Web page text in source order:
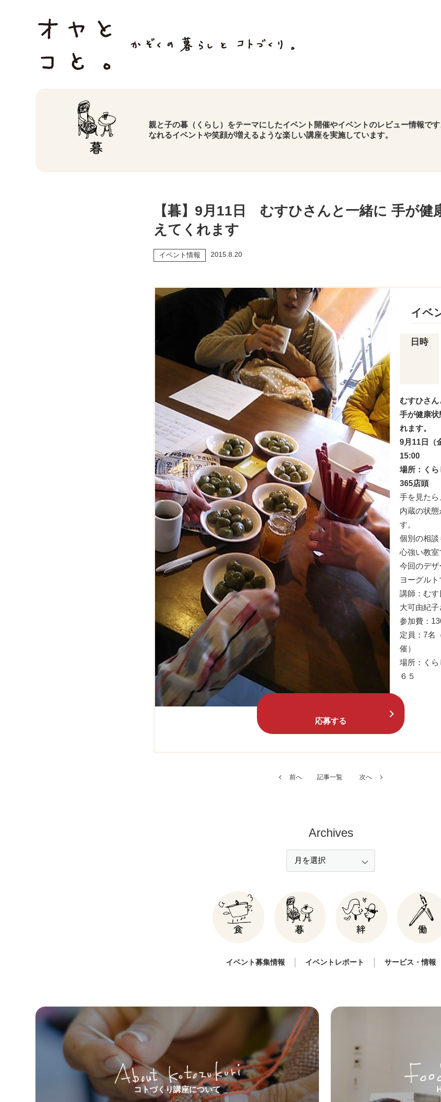
親と子の暮（くらし）をテーマにしたイベント開催やイベントのレビュー情報で
なれるイベントや笑顔が増えるような楽しい講座を実施しています。
【暮】9月11日 むすひさんと一緒に 手が健
えてくれます
イベント情報 2015.8.20
イベ
日時
むすひさん
手が健康状
れます。
9月11日（
15:00
場所：くら
365店頭
手を見たら
内蔵の状態
す。
個別の相談
心強い教室
今回のデ
ヨーグルト
講師：む
大可由紀子
参加費：
定員：7名
催）
場所：くら
６５
応募する
前へ 記事一覧 次へ
Archives
イベント募集情報 イベントレポート サービス・情報
コトづくり講座について